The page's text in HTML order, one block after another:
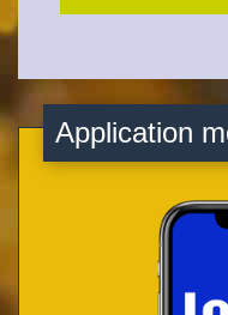
Application